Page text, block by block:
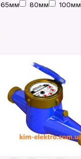
65мм 80мм 100мм